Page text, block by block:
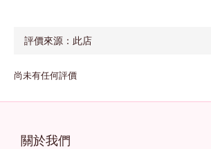
尚未有任何評價
關於我們